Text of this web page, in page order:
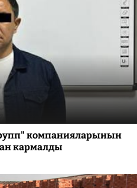
компанияларынын
кармалды